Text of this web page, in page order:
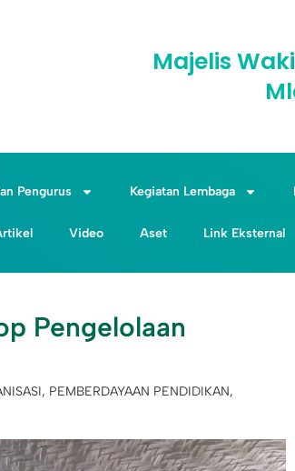
Majelis
Pengurus Kegiatan Lembaga
Video Aset Link Eksternal
Pengelolaan
, PEMBERDAYAAN PENDIDIKAN,